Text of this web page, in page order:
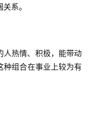
系。
人热情、积极，能带动
种组合在事业上较为有